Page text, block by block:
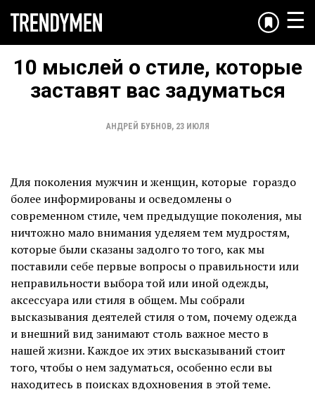
☰
10 мыслей о стиле, которые
заставят вас задуматься
АНДРЕЙ БУБНОВ, 23 ИЮЛЯ
Для поколения мужчин и женщин, которые гораздо
более информированы и осведомлены о
современном стиле, чем предыдущие поколения, мы
ничтожно мало внимания уделяем тем мудростям,
которые были сказаны задолго то того, как мы
поставили себе первые вопросы о правильности или
неправильности выбора той или иной одежды,
аксессуара или стиля в общем. Мы собрали
высказывания деятелей стиля о том, почему одежда
и внешний вид занимают столь важное место в
нашей жизни. Каждое их этих высказываний стоит
того, чтобы о нем задуматься, особенно если вы
находитесь в поисках вдохновения в этой теме.